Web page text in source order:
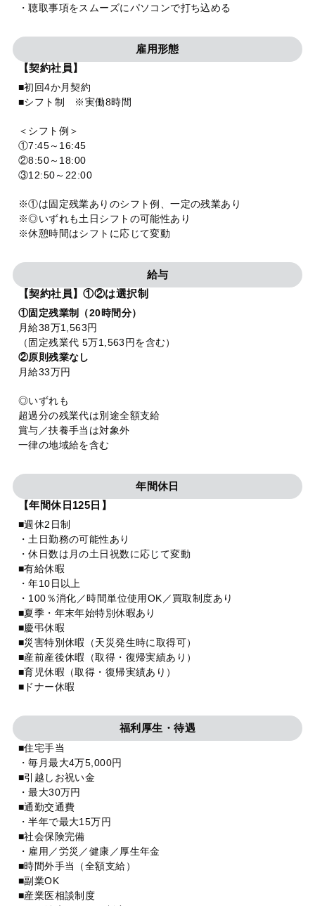
・聴取事項をスムーズにパソコンで打ち込める
雇用形態
【契約社員】
■初回4か月契約
■シフト制 ※実働8時間
＜シフト例＞
①7:45～16:45
②8:50～18:00
③12:50～22:00
※①は固定残業ありのシフト例、一定の残業あり
※◎いずれも土日シフトの可能性あり
※休憩時間はシフトに応じて変動
給与
【契約社員】①②は選択制
①固定残業制（20時間分）
月給38万1,563円
（固定残業代 5万1,563円を含む）
②原則残業なし
月給33万円
◎いずれも
超過分の残業代は別途全額支給
賞与／扶養手当は対象外
一律の地域給を含む
年間休日
【年間休日125日】
■週休2日制
・土日勤務の可能性あり
・休日数は月の土日祝数に応じて変動
■有給休暇
・年10日以上
・100％消化／時間単位使用OK／買取制度あり
■夏季・年末年始特別休暇あり
■慶弔休暇
■災害特別休暇（天災発生時に取得可）
■産前産後休暇（取得・復帰実績あり）
■育児休暇（取得・復帰実績あり）
■ドナー休暇
福利厚生・待遇
■住宅手当
・毎月最大4万5,000円
■引越しお祝い金
・最大30万円
■通勤交通費
・半年で最大15万円
■社会保険完備
・雇用／労災／健康／厚生年金
■時間外手当（全額支給）
■副業OK
■産業医相談制度